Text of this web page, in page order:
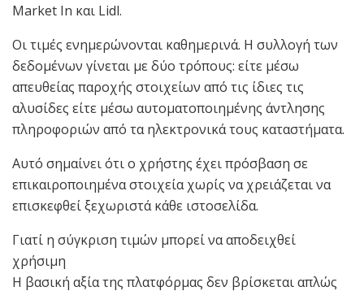
Market In και Lidl.
Οι τιμές ενημερώνονται καθημερινά. Η συλλογή των
δεδομένων γίνεται με δύο τρόπους: είτε μέσω
απευθείας παροχής στοιχείων από τις ίδιες τις
αλυσίδες είτε μέσω αυτοματοποιημένης άντλησης
πληροφοριών από τα ηλεκτρονικά τους καταστήματα.
Αυτό σημαίνει ότι ο χρήστης έχει πρόσβαση σε
επικαιροποιημένα στοιχεία χωρίς να χρειάζεται να
επισκεφθεί ξεχωριστά κάθε ιστοσελίδα.
Γιατί η σύγκριση τιμών μπορεί να αποδειχθεί
χρήσιμη
Η βασική αξία της πλατφόρμας δεν βρίσκεται απλώς